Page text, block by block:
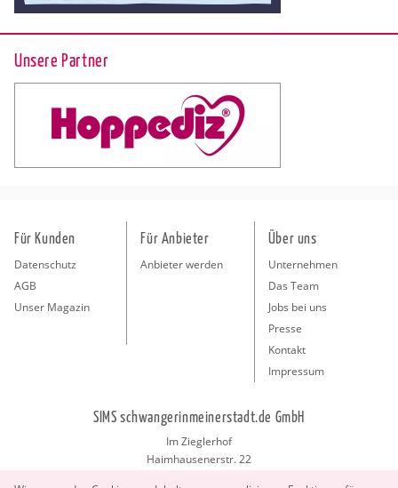
Unsere Partner
Für Kunden
Datenschutz
AGB
Unser Magazin
Für Anbieter
Anbieter werden
Über uns
Unternehmen
Das Team
Jobs bei uns
Presse
Kontakt
Impressum
SIMS schwangerinmeinerstadt.de GmbH
Im Zieglerhof
Haimhausenerstr. 22